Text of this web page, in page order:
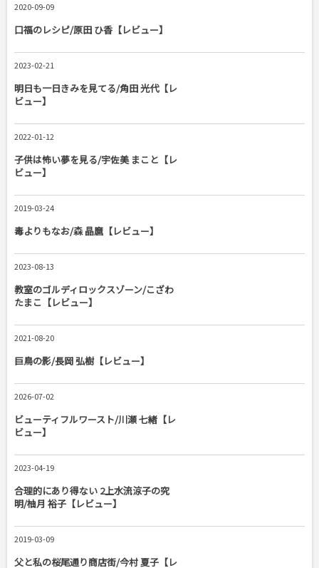
2020-09-09
口福のレシピ/原田 ひ香【レビュー】
2023-02-21
明日も一日きみを見てる/角田 光代【レ
ビュー】
2022-01-12
子供は怖い夢を見る/宇佐美 まこと【レ
ビュー】
2019-03-24
毒よりもなお/森 晶麿【レビュー】
2023-08-13
教室のゴルディロックスゾーン/こざわ
たまこ【レビュー】
2021-08-20
巨鳥の影/長岡 弘樹【レビュー】
2026-07-02
ビューティフルワースト/川瀬 七緒【レ
ビュー】
2023-04-19
合理的にあり得ない 2上水流涼子の究
明/柚月 裕子【レビュー】
2019-03-09
父と私の桜尾通り商店街/今村 夏子【レ